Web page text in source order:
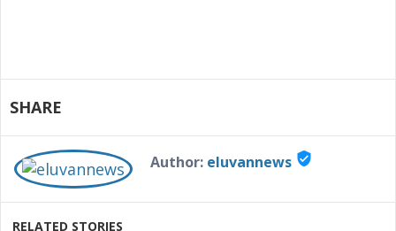
SHARE
Author: eluvannews verified_user
RELATED STORIES